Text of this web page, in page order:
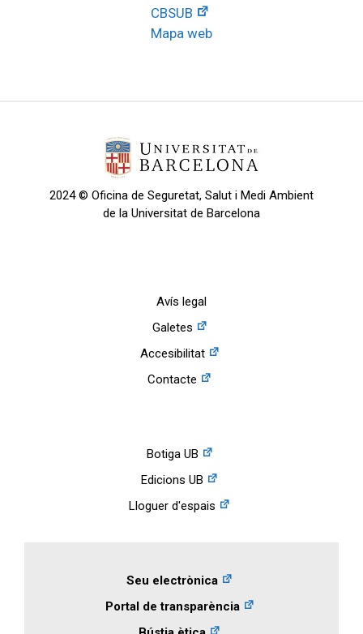
CBSUB
Mapa web
2024 © Oficina de Seguretat, Salut i Medi Ambient
de la Universitat de Barcelona
Avís legal
Galetes
Accesibilitat
Contacte
Botiga UB
Edicions UB
Lloguer d'espais
Seu electrònica
Portal de transparència